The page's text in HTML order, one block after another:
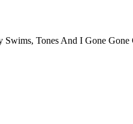
Swims, Tones And I Gone Gone